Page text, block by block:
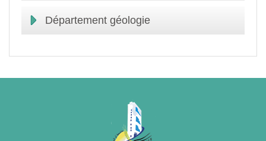
Département géologie